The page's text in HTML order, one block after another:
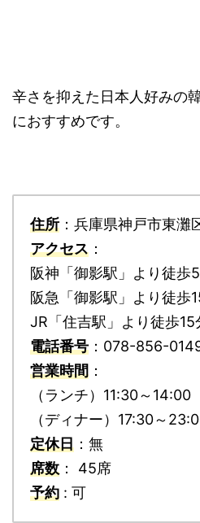
辛さを抑えた日本人好みの
におすすめです。
住所 ：兵庫県神戸市東灘
アクセス ：
阪神「御影駅」より徒歩
阪急「御影駅」より徒歩
JR「住吉駅」より徒歩15
電話番号 ：078-856-
営業時間 ：
（ランチ）11:30～14:00
（ディナー）17:30～
定休日 ：無
席数 ： 45席
予約 : 可